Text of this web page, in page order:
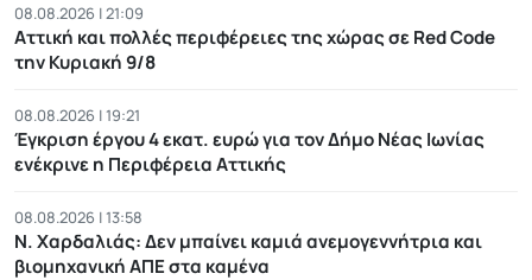
08.08.2026 | 21:09
Αττική και πολλές περιφέρειες της χώρας σε Red Code
την Κυριακή 9/8
08.08.2026 | 19:21
Έγκριση έργου 4 εκατ. ευρώ για τον Δήμο Νέας Ιωνίας
ενέκρινε η Περιφέρεια Αττικής
08.08.2026 | 13:58
Ν. Χαρδαλιάς: Δεν μπαίνει καμιά ανεμογεννήτρια και
βιομηχανική ΑΠΕ στα καμένα